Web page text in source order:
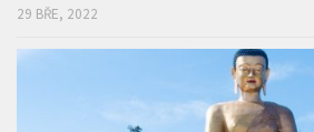
29 BŘE, 2022